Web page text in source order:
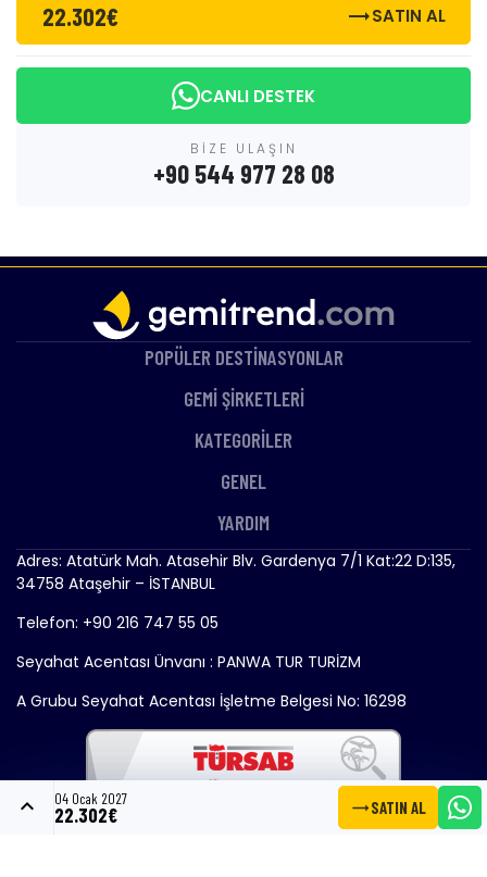
22.302€ trending_flatSATIN AL
CANLI DESTEK
BİZE ULAŞIN
+90 544 977 28 08
expand_less 04 Ocak 2027
22.302€ trending_flatSATIN AL
POPÜLER DESTİNASYONLAR
GEMİ ŞİRKETLERİ
KATEGORİLER
GENEL
YARDIM
Adres: Atatürk Mah. Atasehir Blv. Gardenya 7/1 Kat:22 D:135,
34758 Ataşehir – İSTANBUL
Telefon: +90 216 747 55 05
Seyahat Acentası Ünvanı : PANWA TUR TURİZM
A Grubu Seyahat Acentası İşletme Belgesi No: 16298